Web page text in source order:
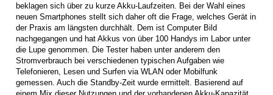
beklagen sich über zu kurze Akku-Laufzeiten. Bei der Wahl eines
neuen Smartphones stellt sich daher oft die Frage, welches Gerät in
der Praxis am längsten durchhält. Dem ist Computer Bild
nachgegangen und hat Akkus von über 100 Handys im Labor unter
die Lupe genommen. Die Tester haben unter anderem den
Stromverbrauch bei verschiedenen typischen Aufgaben wie
Telefonieren, Lesen und Surfen via WLAN oder Mobilfunk
gemessen. Auch die Standby-Zeit wurde ermittelt. Basierend auf